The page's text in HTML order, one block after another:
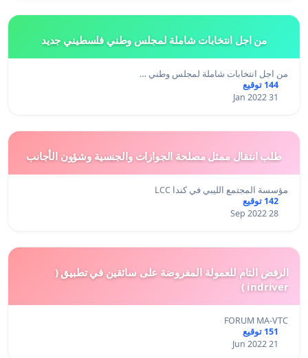
من اجل انتخابات شاملة لمجلس وطني فلسطيني جديد
من اجل انتخابات شاملة لمجلس وطني …
144 توقيع
31 Jan 2022
طلب انتقال ممثل مصلحة الجوازات والجنسية وشؤون الأجانب
مؤسسة المجتمع الليبي في كندا LCC
142 توقيع
28 Sep 2022
الرفض التام للعمولة المفروضة على سائقين في تطبيق (
indriver )
FORUM MA-VTC
151 توقيع
21 Jun 2022